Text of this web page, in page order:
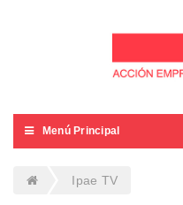
Menú Principal
Ipae TV